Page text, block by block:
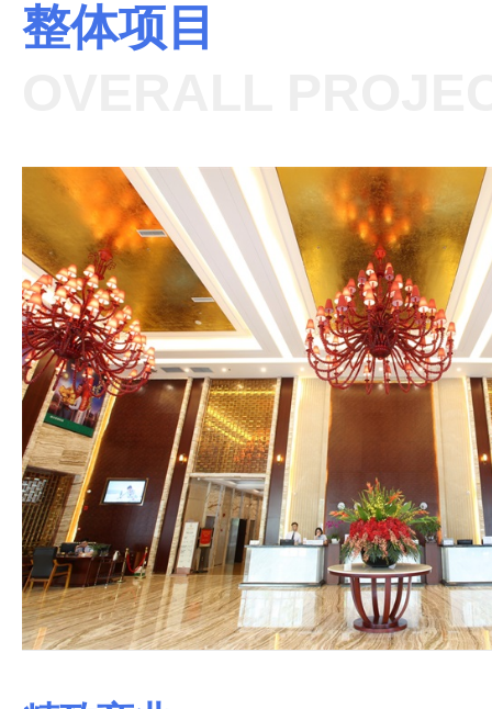
整体项目
THE AIR CONDITIONING
SQUARE
PARKING
UNDERPASS TUNNEL